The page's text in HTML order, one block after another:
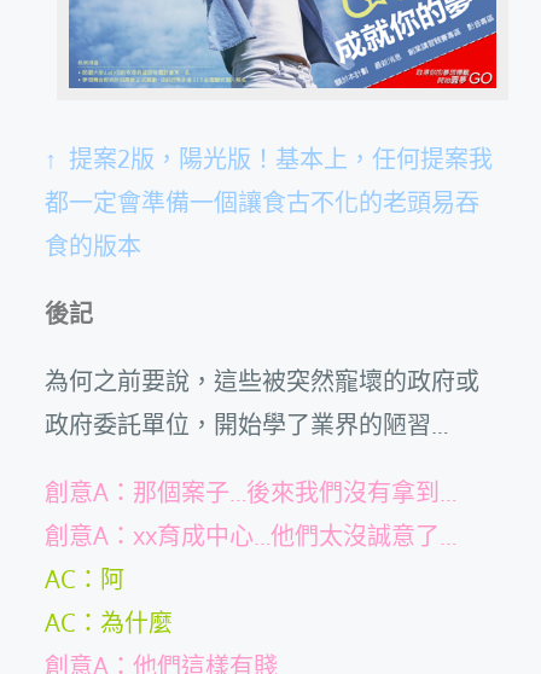
↑ 提案2版，陽光版！基本上，任何提案我
都一定會準備一個讓食古不化的老頭易吞
食的版本
後記
為何之前要說，這些被突然寵壞的政府或
政府委託單位，開始學了業界的陋習…
創意A：那個案子…後來我們沒有拿到…
創意A：xx育成中心…他們太沒誠意了…
AC：阿
AC：為什麼
創意A：他們這樣有賤